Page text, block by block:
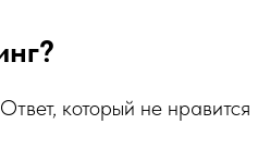
который не нравится